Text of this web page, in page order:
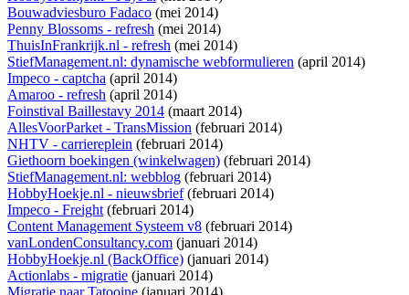
Bouwadviesburo Fadaco (mei 2014)
Penny Blossoms - refresh (mei 2014)
ThuisInFrankrijk.nl - refresh (mei 2014)
StiefManagement.nl: dynamische webformulieren (april 2014)
Impeco - captcha (april 2014)
Amaroo - refresh (april 2014)
Foinstival Baillestavy 2014 (maart 2014)
AllesVoorParket - TransMission (februari 2014)
NHTV - carriereplein (februari 2014)
Giethoorn boekingen (winkelwagen) (februari 2014)
StiefManagement.nl: webblog (februari 2014)
HobbyHoekje.nl - nieuwsbrief(februari 2014)
Impeco - Freight(februari 2014)
Content Management Systeem v8 (februari 2014)
vanLondenConsultancy.com (januari 2014)
HobbyHoekje.nl (BackOffice) (januari 2014)
Actionlabs - migratie (januari 2014)